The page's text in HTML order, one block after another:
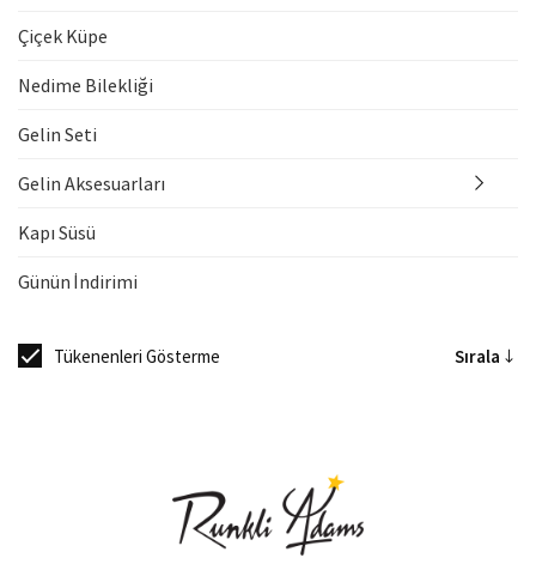
Çiçek Küpe
Nedime Bilekliği
Gelin Seti
Gelin Aksesuarları
Kapı Süsü
Günün İndirimi
Tükenenleri Gösterme Sırala